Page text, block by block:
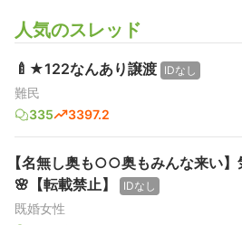
人気のスレッド
🍼★122なんあり譲渡 IDなし
難民
335
3397.2
【名無し奥も○○奥もみんな来い】
🌸【転載禁止】
IDなし
既婚女性